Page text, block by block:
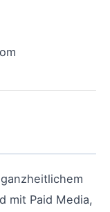
mit Paid Media,